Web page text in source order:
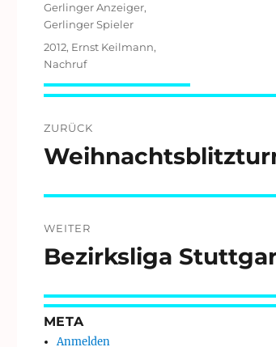
Kategorien
Gerlinger Anzeiger,
Gerlinger Spieler
Schlagwörter
2012, Ernst Keilmann,
Nachruf
ZURÜCK
Vorheriger
WEITER
Nächster
Bezirksliga
META
Anmelden